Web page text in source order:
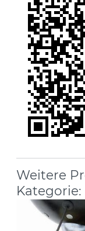
Weitere
Kategorie: